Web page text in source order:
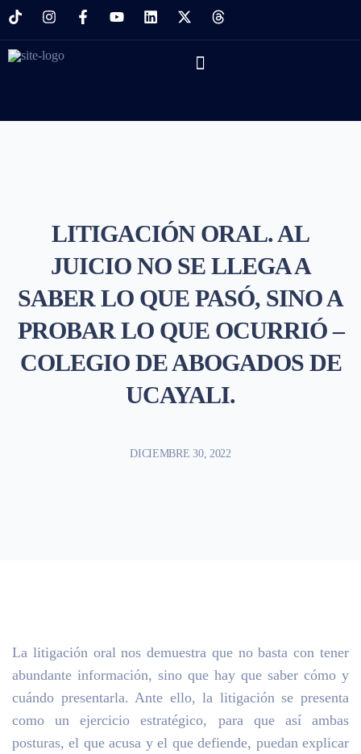
LITIGACIÓN ORAL. AL
JUICIO NO SE LLEGA A
SABER LO QUE PASÓ, SINO A
PROBAR LO QUE OCURRIÓ –
COLEGIO DE ABOGADOS DE
UCAYALI.
DICIEMBRE 30, 2022
La litigación oral nos demuestra que no basta con tener
abundante información, sino que hay que saber cómo y
cuándo presentarla. Ante ello, la litigación se presenta
como un ejercicio estratégico, para que así ambas
posturas, el que acusa y el que defiende, puedan explicar